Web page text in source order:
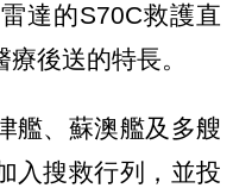
達的S70C救護直
後送的特長。
艦、蘇澳艦及多艘
入搜救行列，並投